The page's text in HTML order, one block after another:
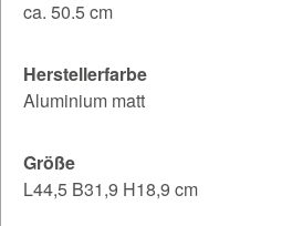
ca. 50.5 cm
Herstellerfarbe
Aluminium matt
Größe
L44,5 B31,9 H18,9 cm